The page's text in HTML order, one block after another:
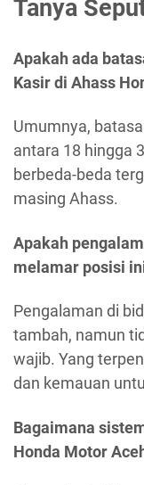
Tanya
Apakah ada
Kasir di Ahass
Umumnya,
antara 18 hingga
berbeda-beda
masing Ahass.
Apakah
melamar posisi
Pengalaman di
tambah, namun
wajib. Yang
dan kemauan
Bagaimana
Honda Motor